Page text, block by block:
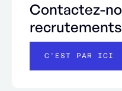
Contactez-
C'EST PAR ICI